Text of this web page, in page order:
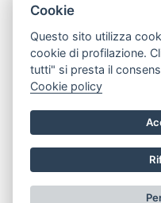
Sito
Cookie
Questo sito utilizza
cookie di profilazione.
tutti" si presta il
Cookie policy